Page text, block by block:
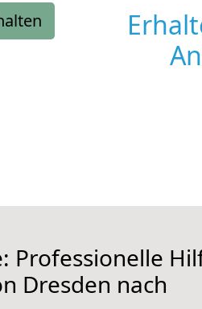
Professionelle
Dresden nach